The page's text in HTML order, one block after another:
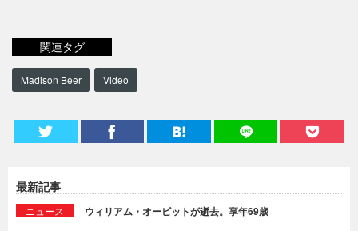
関連タグ
Madison Beer Video
最新記事
ニュース ウィリアム・オービットが逝去。享年69歳